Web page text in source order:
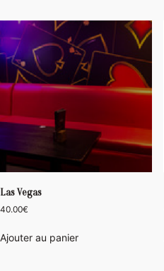
Las Vegas
40.00€
Ajouter au panier